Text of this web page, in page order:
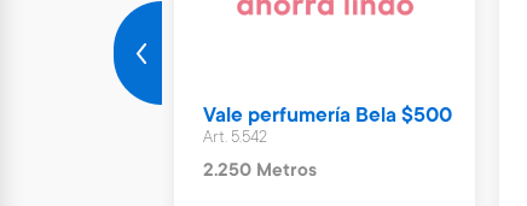
Vale perfumería Bela $500
Art. 5.542
2.250 Metros